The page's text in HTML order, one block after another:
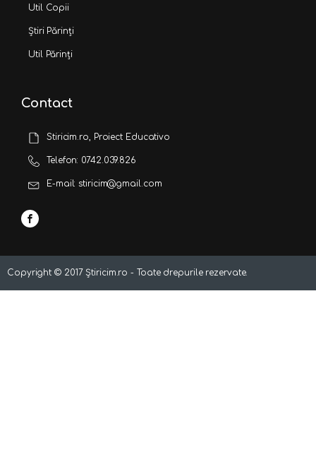
Util Copii
Știri Părinți
Util Părinți
Contact
Stiricim.ro, Proiect Educativo
Telefon: 0742.039.826
E-mail: stiricim@gmail.com
Copyright © 2017 Știricim.ro - Toate drepurile rezervate.